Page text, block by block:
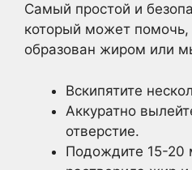
Самый простой и
который может помочь,
образован жиром или
Вскипятите
Аккуратно
отверстие.
Подождите 15-20